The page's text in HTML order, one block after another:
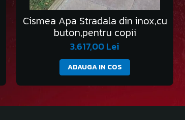
Cismea Apa Stradala din inox,cu
buton,pentru copii
3.617,00 Lei
ADAUGA IN COS